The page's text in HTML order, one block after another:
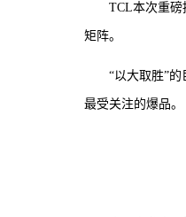
TCL本次重磅
矩阵。
“以大取胜”
最受关注的爆品。